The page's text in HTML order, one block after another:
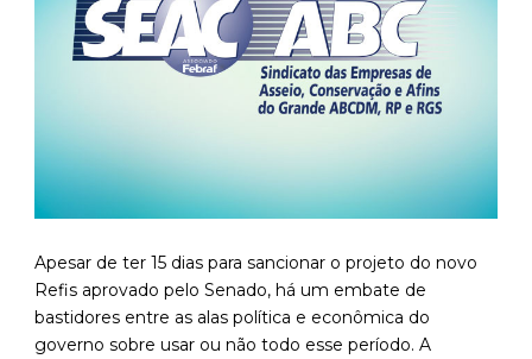
Apesar de ter 15 dias para sancionar o projeto do novo
Refis aprovado pelo Senado, há um embate de
bastidores entre as alas política e econômica do
governo sobre usar ou não todo esse período. A